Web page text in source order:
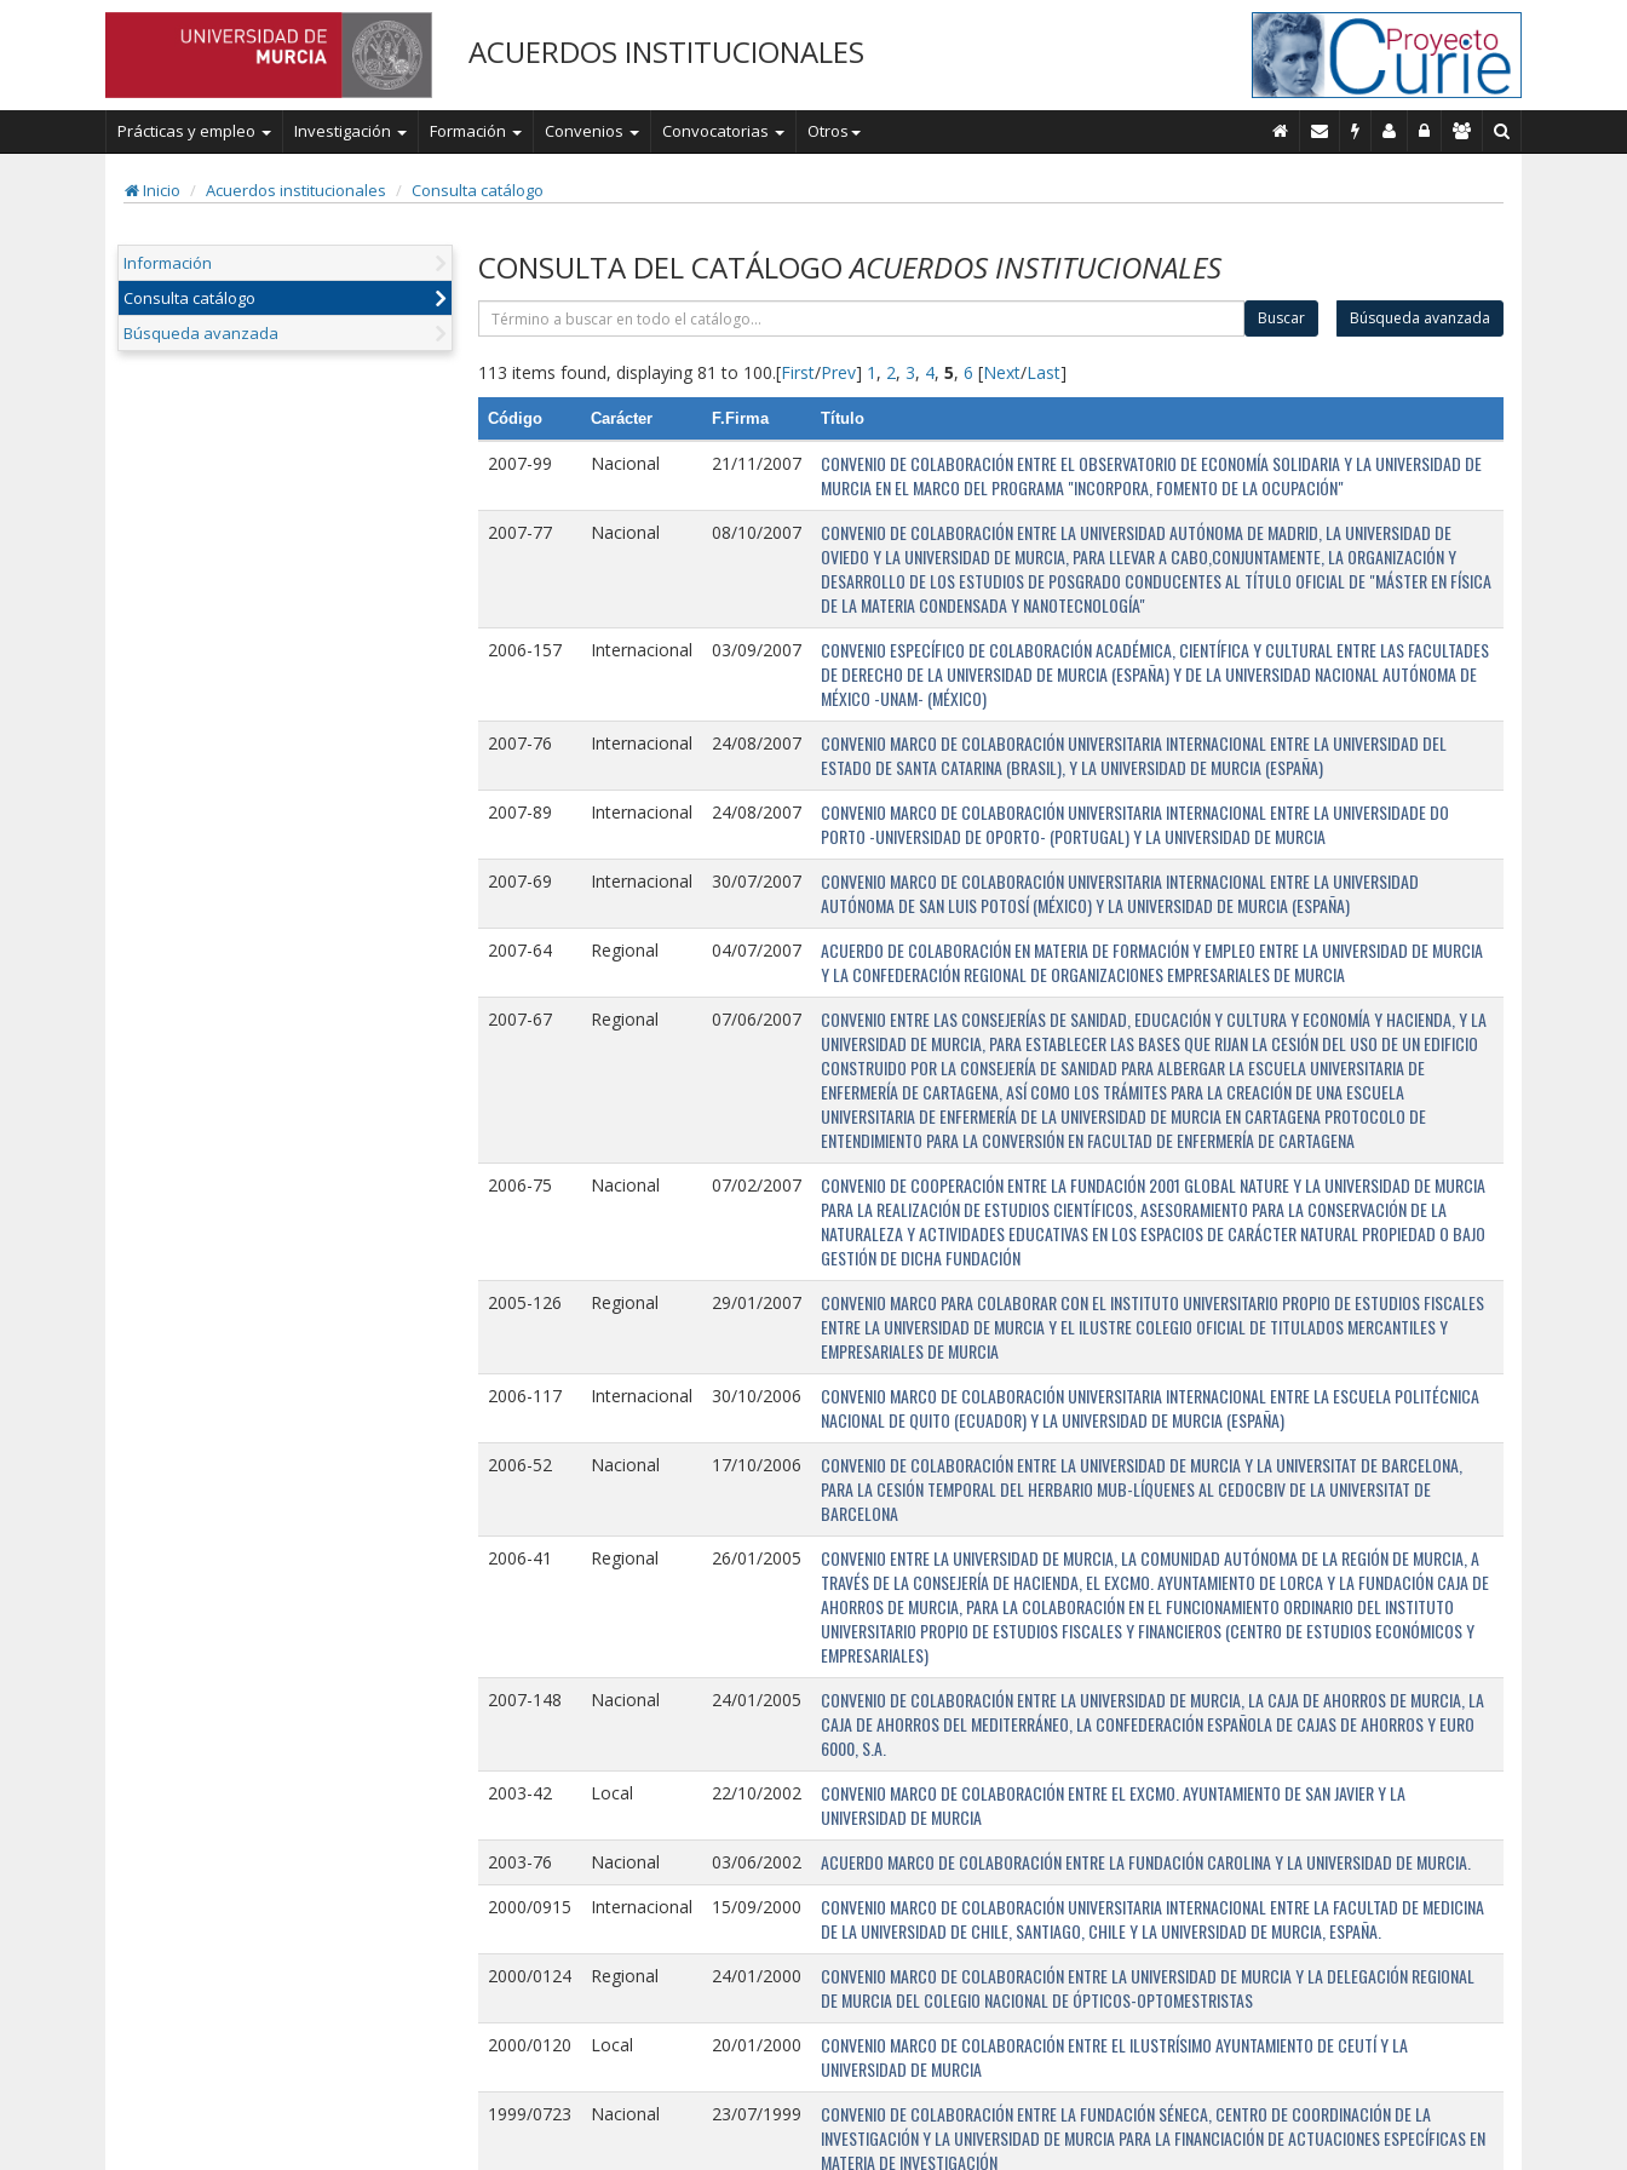
ACUERDOS INSTITUCIONALES
Prácticas y empleo Investigación Formación Convenios Convocatorias Otros
Inicio Acuerdos institucionales Consulta catálogo
Información
Consulta catálogo
Búsqueda avanzada
CONSULTA DEL CATÁLOGOACUERDOS INSTITUCIONALES
Buscar Búsqueda avanzada
113 items found, displaying 81 to 100.[First/Prev] 1 , 2, 3, 4, 5, 6 [Next/Last]
Código Carácter F.Firma Título
2007-99 Nacional 21/11/2007
CONVENIO DE COLABORACIÓN ENTRE EL OBSERVATORIO DE ECONOMÍA SOLIDARIA Y LA UNIVERSIDAD DE
MURCIA EN EL MARCO DEL PROGRAMA "INCORPORA, FOMENTO DE LA OCUPACIÓN"
2007-77 Nacional 08/10/2007
CONVENIO DE COLABORACIÓN ENTRE LA UNIVERSIDAD AUTÓNOMA DE MADRID, LA UNIVERSIDAD DE
OVIEDO Y LA UNIVERSIDAD DE MURCIA, PARA LLEVAR A CABO,CONJUNTAMENTE, LA ORGANIZACIÓN Y
DESARROLLO DE LOS ESTUDIOS DE POSGRADO CONDUCENTES AL TÍTULO OFICIAL DE "MÁSTER EN FÍSICA
DE LA MATERIA CONDENSADA Y NANOTECNOLOGÍA"
2006-157 Internacional 03/09/2007
CONVENIO ESPECÍFICO DE COLABORACIÓN ACADÉMICA, CIENTÍFICA Y CULTURAL ENTRE LAS FACULTADES
DE DERECHO DE LA UNIVERSIDAD DE MURCIA (ESPAÑA) Y DE LA UNIVERSIDAD NACIONAL AUTÓNOMA DE
MÉXICO -UNAM- (MÉXICO)
2007-76 Internacional 24/08/2007
CONVENIO MARCO DE COLABORACIÓN UNIVERSITARIA INTERNACIONAL ENTRE LA UNIVERSIDAD DEL
ESTADO DE SANTA CATARINA (BRASIL), Y LA UNIVERSIDAD DE MURCIA (ESPAÑA)
2007-89 Internacional 24/08/2007
CONVENIO MARCO DE COLABORACIÓN UNIVERSITARIA INTERNACIONAL ENTRE LA UNIVERSIDADE DO
PORTO -UNIVERSIDAD DE OPORTO- (PORTUGAL) Y LA UNIVERSIDAD DE MURCIA
2007-69 Internacional 30/07/2007
CONVENIO MARCO DE COLABORACIÓN UNIVERSITARIA INTERNACIONAL ENTRE LA UNIVERSIDAD
AUTÓNOMA DE SAN LUIS POTOSÍ (MÉXICO) Y LA UNIVERSIDAD DE MURCIA (ESPAÑA)
2007-64 Regional 04/07/2007
ACUERDO DE COLABORACIÓN EN MATERIA DE FORMACIÓN Y EMPLEO ENTRE LA UNIVERSIDAD DE MURCIA
Y LA CONFEDERACIÓN REGIONAL DE ORGANIZACIONES EMPRESARIALES DE MURCIA
2007-67 Regional 07/06/2007
CONVENIO ENTRE LAS CONSEJERÍAS DE SANIDAD, EDUCACIÓN Y CULTURA Y ECONOMÍA Y HACIENDA, Y LA
UNIVERSIDAD DE MURCIA, PARA ESTABLECER LAS BASES QUE RIJAN LA CESIÓN DEL USO DE UN EDIFICIO
CONSTRUIDO POR LA CONSEJERÍA DE SANIDAD PARA ALBERGAR LA ESCUELA UNIVERSITARIA DE
ENFERMERÍA DE CARTAGENA, ASÍ COMO LOS TRÁMITES PARA LA CREACIÓN DE UNA ESCUELA
UNIVERSITARIA DE ENFERMERÍA DE LA UNIVERSIDAD DE MURCIA EN CARTAGENA PROTOCOLO DE
ENTENDIMIENTO PARA LA CONVERSIÓN EN FACULTAD DE ENFERMERÍA DE CARTAGENA
2006-75 Nacional 07/02/2007
CONVENIO DE COOPERACIÓN ENTRE LA FUNDACIÓN 2001 GLOBAL NATURE Y LA UNIVERSIDAD DE MURCIA
PARA LA REALIZACIÓN DE ESTUDIOS CIENTÍFICOS, ASESORAMIENTO PARA LA CONSERVACIÓN DE LA
NATURALEZA Y ACTIVIDADES EDUCATIVAS EN LOS ESPACIOS DE CARÁCTER NATURAL PROPIEDAD O BAJO
GESTIÓN DE DICHA FUNDACIÓN
2005-126 Regional 29/01/2007
CONVENIO MARCO PARA COLABORAR CON EL INSTITUTO UNIVERSITARIO PROPIO DE ESTUDIOS FISCALES
ENTRE LA UNIVERSIDAD DE MURCIA Y EL ILUSTRE COLEGIO OFICIAL DE TITULADOS MERCANTILES Y
EMPRESARIALES DE MURCIA
2006-117 Internacional 30/10/2006
CONVENIO MARCO DE COLABORACIÓN UNIVERSITARIA INTERNACIONAL ENTRE LA ESCUELA POLITÉCNICA
NACIONAL DE QUITO (ECUADOR) Y LA UNIVERSIDAD DE MURCIA (ESPAÑA)
2006-52 Nacional 17/10/2006
CONVENIO DE COLABORACIÓN ENTRE LA UNIVERSIDAD DE MURCIA Y LA UNIVERSITAT DE BARCELONA,
PARA LA CESIÓN TEMPORAL DEL HERBARIO MUB-LÍQUENES AL CEDOCBIV DE LA UNIVERSITAT DE
BARCELONA
2006-41 Regional 26/01/2005
CONVENIO ENTRE LA UNIVERSIDAD DE MURCIA, LA COMUNIDAD AUTÓNOMA DE LA REGIÓN DE MURCIA, A
TRAVÉS DE LA CONSEJERÍA DE HACIENDA, EL EXCMO. AYUNTAMIENTO DE LORCA Y LA FUNDACIÓN CAJA DE
AHORROS DE MURCIA, PARA LA COLABORACIÓN EN EL FUNCIONAMIENTO ORDINARIO DEL INSTITUTO
UNIVERSITARIO PROPIO DE ESTUDIOS FISCALES Y FINANCIEROS (CENTRO DE ESTUDIOS ECONÓMICOS Y
EMPRESARIALES)
2007-148 Nacional 24/01/2005
CONVENIO DE COLABORACIÓN ENTRE LA UNIVERSIDAD DE MURCIA, LA CAJA DE AHORROS DE MURCIA, LA
CAJA DE AHORROS DEL MEDITERRÁNEO, LA CONFEDERACIÓN ESPAÑOLA DE CAJAS DE AHORROS Y EURO
6000, S.A.
2003-42 Local 22/10/2002
CONVENIO MARCO DE COLABORACIÓN ENTRE EL EXCMO. AYUNTAMIENTO DE SAN JAVIER Y LA
UNIVERSIDAD DE MURCIA
2003-76 Nacional 03/06/2002 ACUERDO MARCO DE COLABORACIÓN ENTRE LA FUNDACIÓN CAROLINA Y LA UNIVERSIDAD DE MURCIA.
2000/0915 Internacional 15/09/2000
CONVENIO MARCO DE COLABORACIÓN UNIVERSITARIA INTERNACIONAL ENTRE LA FACULTAD DE MEDICINA
DE LA UNIVERSIDAD DE CHILE, SANTIAGO, CHILE Y LA UNIVERSIDAD DE MURCIA, ESPAÑA.
2000/0124 Regional 24/01/2000
CONVENIO MARCO DE COLABORACIÓN ENTRE LA UNIVERSIDAD DE MURCIA Y LA DELEGACIÓN REGIONAL
DE MURCIA DEL COLEGIO NACIONAL DE ÓPTICOS-OPTOMESTRISTAS
2000/0120 Local 20/01/2000
CONVENIO MARCO DE COLABORACIÓN ENTRE EL ILUSTRÍSIMO AYUNTAMIENTO DE CEUTÍ Y LA
UNIVERSIDAD DE MURCIA
1999/0723 Nacional 23/07/1999
CONVENIO DE COLABORACIÓN ENTRE LA FUNDACIÓN SÉNECA, CENTRO DE COORDINACIÓN DE LA
INVESTIGACIÓN Y LA UNIVERSIDAD DE MURCIA PARA LA FINANCIACIÓN DE ACTUACIONES ESPECÍFICAS EN
MATERIA DE INVESTIGACIÓN